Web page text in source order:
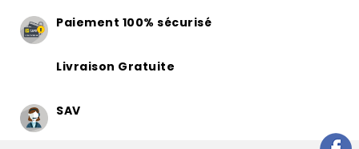
Paiement 100% sécurisé
Livraison Gratuite
SAV